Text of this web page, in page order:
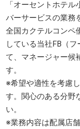
「オーセントホテル
バーサービスの業務
全国カクテルコンペ
している当社FB（
て、マネージャー候
す。
※希望や適性を考慮
す。関心のある分野
い。
※業務内容は配属店